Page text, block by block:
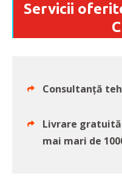
Servicii
Consultanță
Livrare
mai mari de